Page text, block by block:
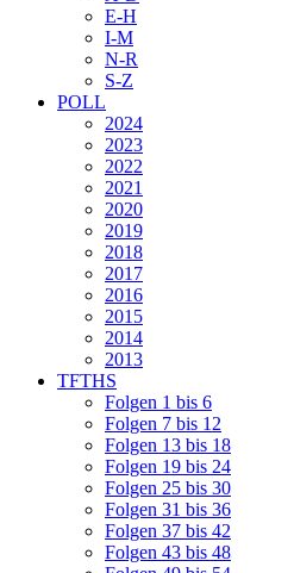
E-H
I-M
N-R
S-Z
POLL
2024
2023
2022
2021
2020
2019
2018
2017
2016
2015
2014
2013
TFTHS
Folgen 1 bis 6
Folgen 7 bis 12
Folgen 13 bis 18
Folgen 19 bis 24
Folgen 25 bis 30
Folgen 31 bis 36
Folgen 37 bis 42
Folgen 43 bis 48